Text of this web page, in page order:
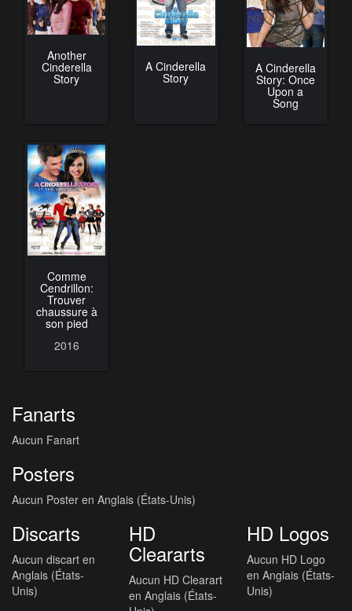
Another
Cinderella
Story
A Cinderella
Story
A Cinderella
Story: Once
Upon a
Song
Comme
Cendrillon:
Trouver
chaussure à
son pied
2016
Fanarts
Aucun Fanart
Posters
Aucun Poster en Anglais (États-Unis)
Discarts
Aucun discart en
Anglais (États-
Unis)
HD
Cleararts
Aucun HD Clearart
en Anglais (États-
HD Logos
Aucun HD Logo
en Anglais (États-
Unis)